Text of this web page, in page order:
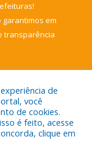
!
garantimos em
transparência
de Muaná.
de
você
de cookies.
é feito, acesse
clique em